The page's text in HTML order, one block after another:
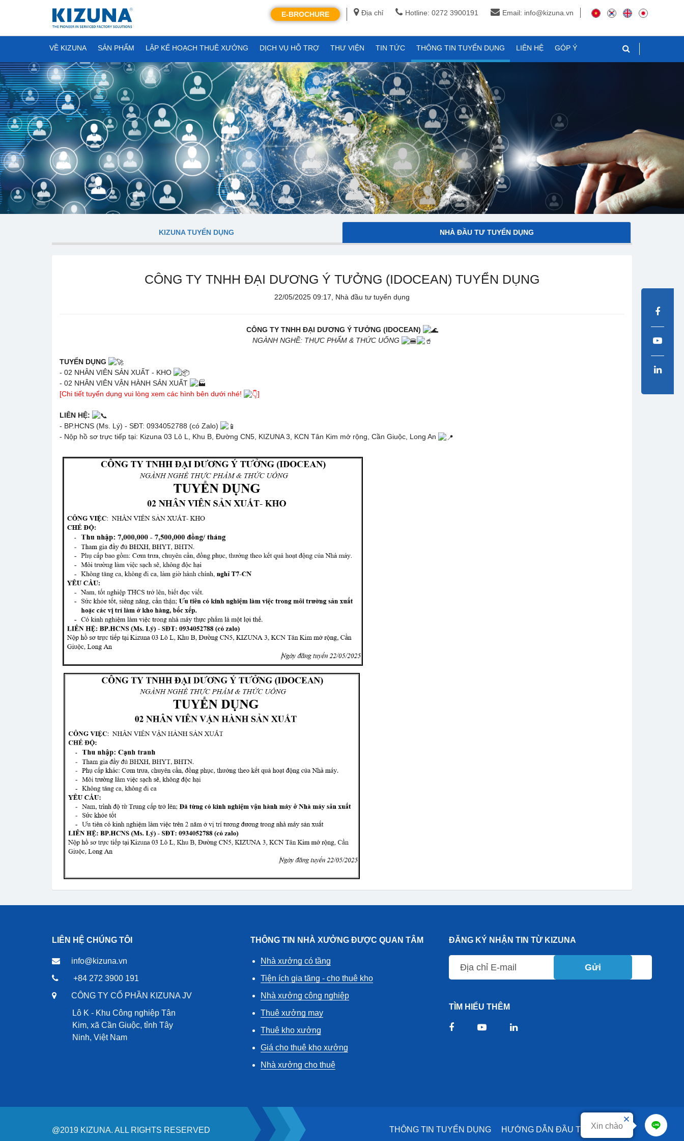
Địa chỉ Hotline: 0272 3900191 Email: info@kizuna.vn
E-BROCHURE
VỀ KIZUNA SẢN PHẨM LẬP KẾ HOẠCH THUÊ XƯỞNG DỊCH VỤ HỖ TRỢ THƯ VIỆN TIN TỨC THÔNG TIN TUYỂN DỤNG LIÊN HỆ GÓP Ý
Xin chào
KIZUNA TUYỂN DỤNG NHÀ ĐẦU TƯ TUYỂN DỤNG
CÔNG TY TNHH ĐẠI DƯƠNG Ý TƯỞNG (IDOCEAN) TUYỂN DỤNG
22/05/2025 09:17, Nhà đầu tư tuyển dụng
CÔNG TY TNHH ĐẠI DƯƠNG Ý TƯỞNG (IDOCEAN)
NGÀNH NGHỀ: THỰC PHẨM & THỨC UỐNG
TUYỂN DỤNG
- 02 NHÂN VIÊN SẢN XUẤT - KHO
- 02 NHÂN VIÊN VẬN HÀNH SẢN XUẤT
[Chi tiết tuyển dụng vui lòng xem các hình bên dưới nhé!
]
LIÊN HỆ:
- BP.HCNS (Ms. Lý) - SĐT: 0934052788 (có Zalo)
- Nộp hồ sơ trực tiếp tại: Kizuna 03 Lô L, Khu B, Đường CN5, KIZUNA 3, KCN Tân Kim mở rộng, Cần Giuộc, Long An
LIÊN HỆ CHÚNG TÔI
info@kizuna.vn
+84 272 3900 191
CÔNG TY CỔ PHẦN KIZUNA JV
Lô K - Khu Công nghiệp Tân
Kim, xã Cần Giuộc, tỉnh Tây
Ninh, Việt Nam
THÔNG TIN NHÀ XƯỞNG ĐƯỢC QUAN TÂM
Nhà xưởng có tầng
Tiện ích gia tăng - cho thuê kho
Nhà xưởng công nghiệp
Thuê xưởng may
Thuê kho xưởng
Giá cho thuê kho xưởng
Nhà xưởng cho thuê
ĐĂNG KÝ NHẬN TIN TỪ KIZUNA
Gửi
TÌM HIỂU THÊM
DỊCH VỤ
HƯỚNG DẪN ĐẦU TƯ
THÔNG TIN TUYỂN DỤNG
@2019 KIZUNA. ALL RIGHTS RESERVED